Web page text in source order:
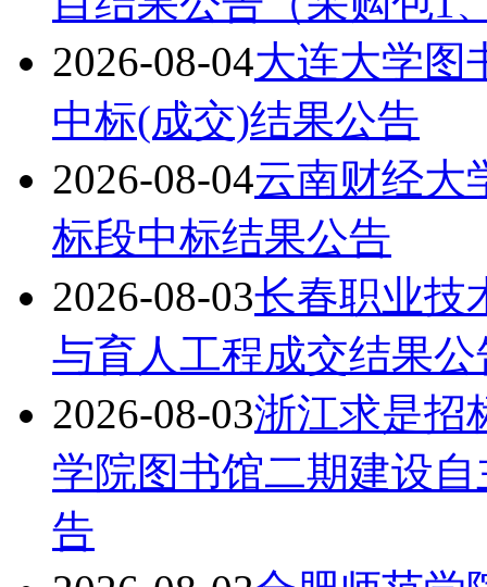
2026-08-04大连大学图
中标(成交)结果公告
2026-08-04云南财经大
标段中标结果公告
2026-08-03长春职业技
与育人工程成交结果公
2026-08-03浙江求是招
学院图书馆二期建设
告
2026-08-03
合肥师范